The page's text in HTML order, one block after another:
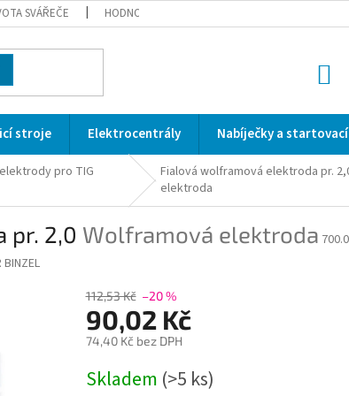
SVÁŘEČE HODNOCENÍ OBCHODU SERVIS /
stroje Elektrocentrály Nabíječky a
pro TIG
Fialová wolframová elektroda pr.
elektroda
pr. 2,0 Wolframová elektroda
BINZEL
112,53 Kč –20 %
90,02 Kč
74,40 Kč bez DPH
cena:
Skladem (>5 ks)